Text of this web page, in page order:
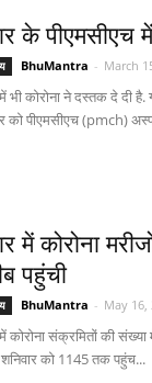
के पीएमसीएच
BhuMantra - March
में भी कोरोना ने दस्तक दे दी
को पीएमसीएच (pmch)
में कोरोना
पहुंची
BhuMantra - May 16,
में कोरोना संक्रमितों की
को 1145 तक पहुंच...